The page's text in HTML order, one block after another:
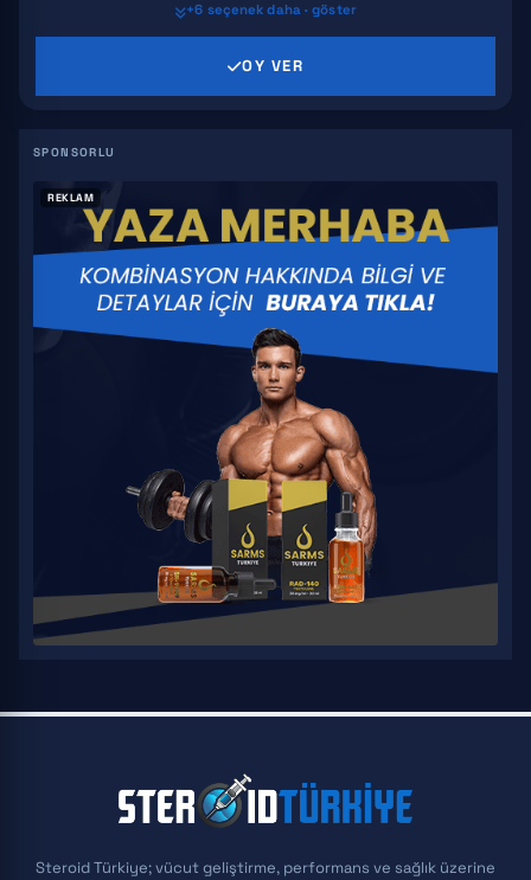
S4
YK 11
S 23
+6 seçenek daha · göster
OY VER
REKLAM
Steroid Türkiye; vücut geliştirme, performans ve sağlık üzerine